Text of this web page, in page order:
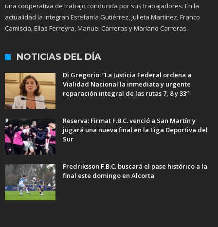
una cooperativa de trabajo conducida por sus trabajadores. En la
actualidad la integran Estefanía Gutiérrez, Julieta Martínez, Franco
Camiscia, Elías Ferreyra, Manuel Carreras y Mariano Carreras.
NOTICIAS DEL DÍA
Di Gregorio: “La Justicia Federal ordena a
Vialidad Nacional la inmediata y urgente
reparación integral de las rutas 7, 8 y 33”
Reserva: Firmat F.B.C. venció a San Martín y
jugará una nueva final en la Liga Deportiva del
Sur
Fredriksson F.B.C. buscará el pase histórico a la
final este domingo en Alcorta